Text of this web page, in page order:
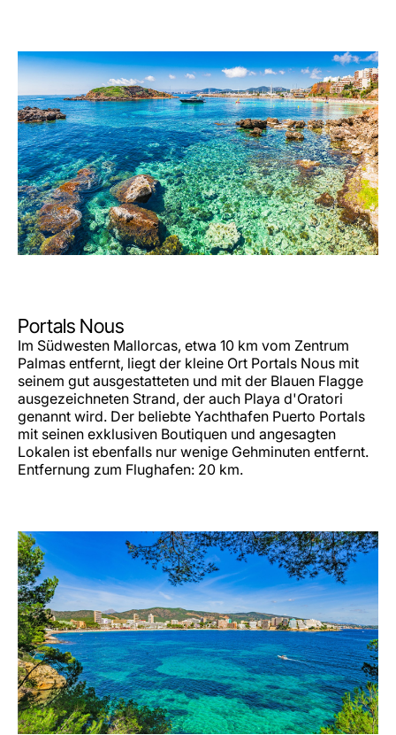
Portals Nous
Im Südwesten Mallorcas, etwa 10 km vom Zentrum
Palmas entfernt, liegt der kleine Ort Portals Nous mit
seinem gut ausgestatteten und mit der Blauen Flagge
ausgezeichneten Strand, der auch Playa d'Oratori
genannt wird. Der beliebte Yachthafen Puerto Portals
mit seinen exklusiven Boutiquen und angesagten
Lokalen ist ebenfalls nur wenige Gehminuten entfernt.
Entfernung zum Flughafen: 20 km.